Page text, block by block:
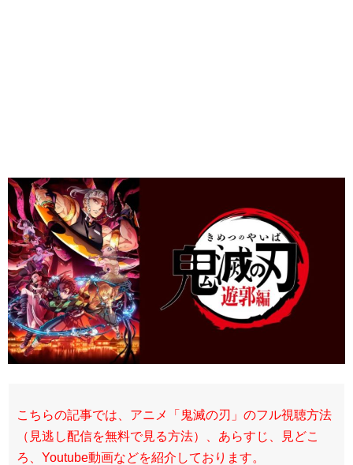
こちらの記事では、アニメ「鬼滅の刃」のフル視聴方法
（見逃し配信を無料で見る方法）、あらすじ、見どこ
ろ、Youtube動画などを紹介しております。